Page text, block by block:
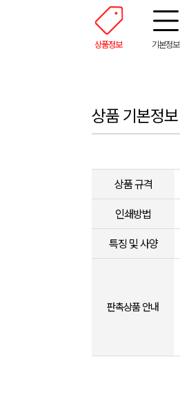
상품정보 기본정보
상품 기본정보
상품 규격
인쇄방법
특징 및 사양
판촉상품 안내